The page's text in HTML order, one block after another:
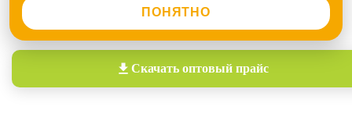
ПОНЯТНО
Скачать оптовый прайс